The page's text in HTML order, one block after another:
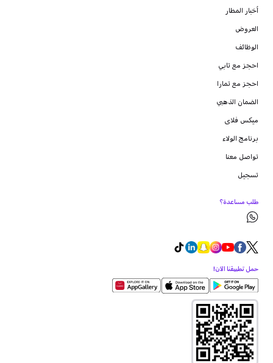
أخبار المطار
العروض
الوظائف
احجز مع تابي
احجز مع تمارا
الضمان الذهبي
ميكس فلاى
برنامج الولاء
تواصل معنا
تسجيل
طلب مساعدة؟
حمل تطبيقنا الآن!